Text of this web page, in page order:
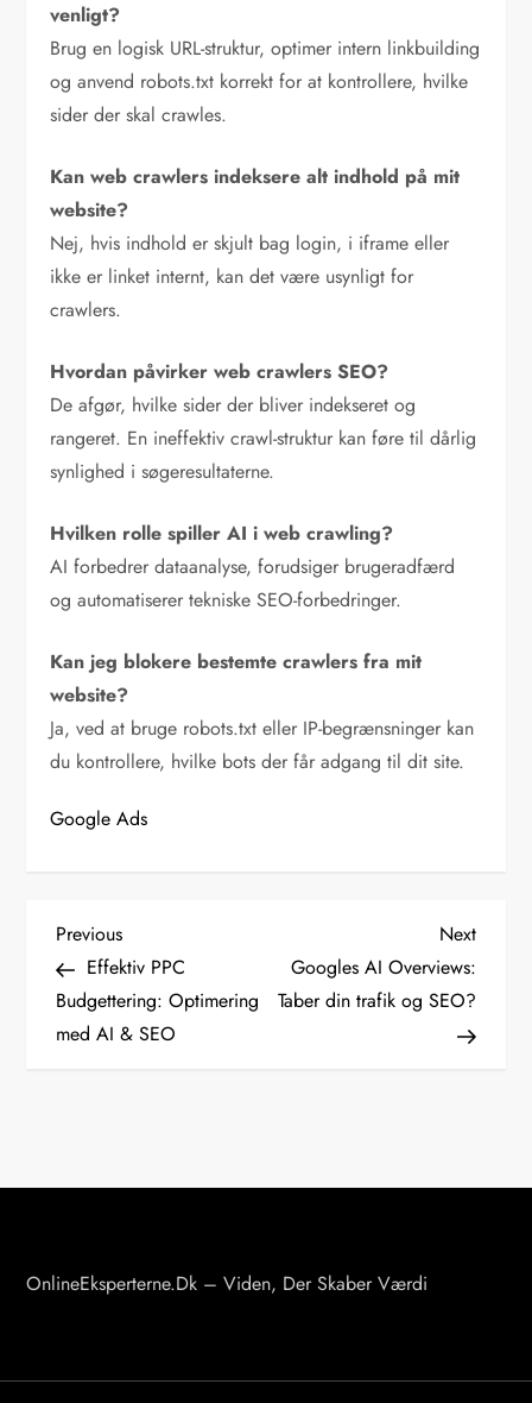
venligt?
Brug en logisk URL-struktur, optimer intern linkbuilding
og anvend robots.txt korrekt for at kontrollere, hvilke
sider der skal crawles.
Kan web crawlers indeksere alt indhold på mit
website?
Nej, hvis indhold er skjult bag login, i iframe eller
ikke er linket internt, kan det være usynligt for
crawlers.
Hvordan påvirker web crawlers SEO?
De afgør, hvilke sider der bliver indekseret og
rangeret. En ineffektiv crawl-struktur kan føre til dårlig
synlighed i søgeresultaterne.
Hvilken rolle spiller AI i web crawling?
AI forbedrer dataanalyse, forudsiger brugeradfærd
og automatiserer tekniske SEO-forbedringer.
Kan jeg blokere bestemte crawlers fra mit
website?
Ja, ved at bruge robots.txt eller IP-begrænsninger kan
du kontrollere, hvilke bots der får adgang til dit site.
Google Ads
I
n
d
l
v
a
Previous
Post
Previous
Effektiv PPC
Budgettering: Optimering
med AI & SEO
Next
Post
Next
Googles AI Overviews:
Taber din trafik og SEO?
OnlineEksperterne.dk – Viden, Der Skaber Værdi